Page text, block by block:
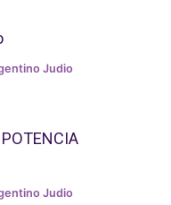
Judio
Judio